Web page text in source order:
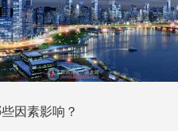
素影响？